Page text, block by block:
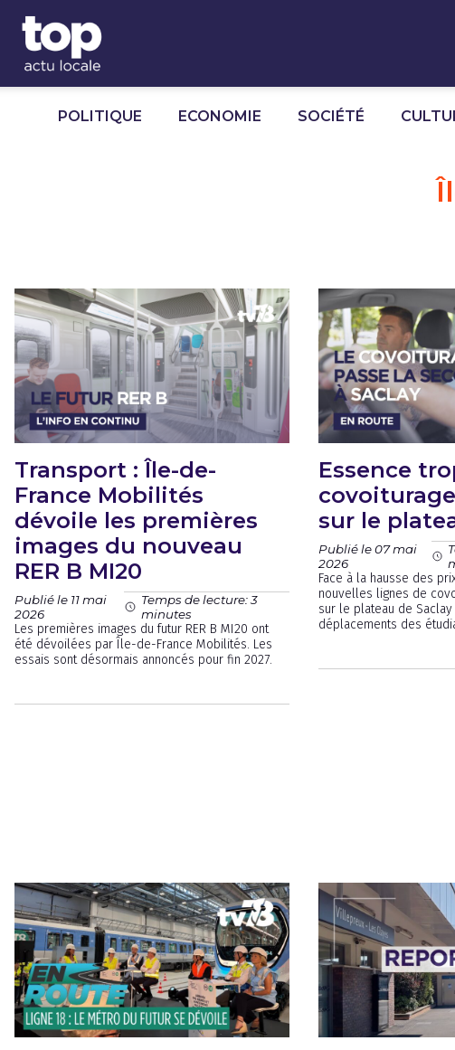
POLITIQUE ECONOMIE SOCIÉTÉ
Transport : Île-de-
France Mobilités
dévoile les premières
images du nouveau
RER B MI20
Publié le 11 mai
2026
Temps de lecture: 3
minutes
Les premières images du futur RER B MI20 ont
été dévoilées par Île-de-France Mobilités. Les
essais sont désormais annoncés pour fin 2027.
Essence
sur le
Publié le 07 mai
2026
Face à la hausse des
nouvelles lignes de
sur le plateau de
déplacements des